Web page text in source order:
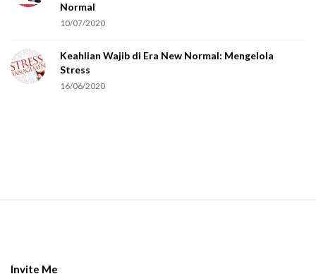
Normal
10/07/2020
Keahlian Wajib di Era New Normal: Mengelola
Stress
16/06/2020
Invite Me